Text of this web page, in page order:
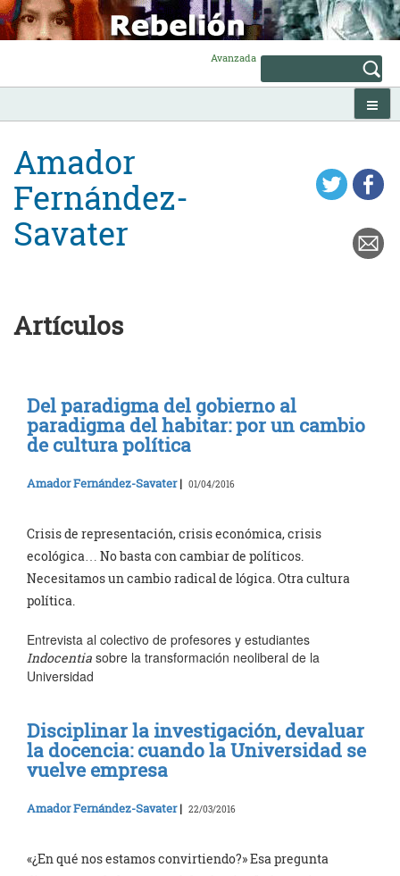
Skip
to
content
Avanzada
Amador
Fernández-
Savater
Artículos
Del paradigma del gobierno al
paradigma del habitar: por un cambio
de cultura política
Amador Fernández-Savater| 01/04/2016
Crisis de representación, crisis económica, crisis
ecológica… No basta con cambiar de políticos.
Necesitamos un cambio radical de lógica. Otra cultura
política.
Entrevista al colectivo de profesores y estudiantes
Indocentia sobre la transformación neoliberal de la
Universidad
Disciplinar la investigación, devaluar
la docencia: cuando la Universidad se
vuelve empresa
Amador Fernández-Savater| 22/03/2016
«¿En qué nos estamos convirtiendo?» Esa pregunta